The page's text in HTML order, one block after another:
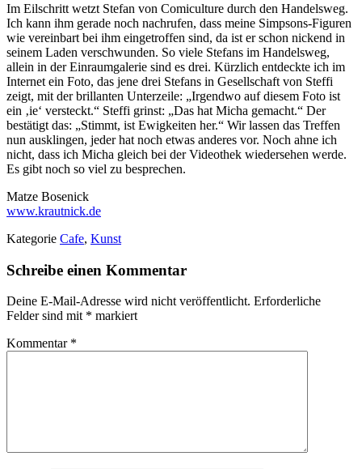
Im Eilschritt wetzt Stefan von Comiculture durch den Handelsweg.
Ich kann ihm gerade noch nachrufen, dass meine Simpsons-Figuren
wie vereinbart bei ihm eingetroffen sind, da ist er schon nickend in
seinem Laden verschwunden. So viele Stefans im Handelsweg,
allein in der Einraumgalerie sind es drei. Kürzlich entdeckte ich im
Internet ein Foto, das jene drei Stefans in Gesellschaft von Steffi
zeigt, mit der brillanten Unterzeile: „Irgendwo auf diesem Foto ist
ein ‚ie‘ versteckt.“ Steffi grinst: „Das hat Micha gemacht.“ Der
bestätigt das: „Stimmt, ist Ewigkeiten her.“ Wir lassen das Treffen
nun ausklingen, jeder hat noch etwas anderes vor. Noch ahne ich
nicht, dass ich Micha gleich bei der Videothek wiedersehen werde.
Es gibt noch so viel zu besprechen.
Matze Bosenick
www.krautnick.de
Kategorie Cafe, Kunst
Schreibe einen Kommentar
Deine E-Mail-Adresse wird nicht veröffentlicht. Erforderliche
Felder sind mit * markiert
Kommentar *